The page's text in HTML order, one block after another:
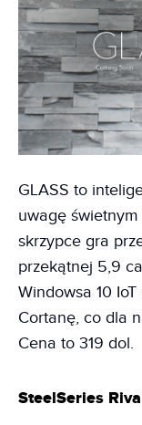
GLASS to
uwagę
skrzypce gra
przekątnej 5,9
Windowsa 10
Cortanę, co dla
Cena to 319 dol.
SteelSeries